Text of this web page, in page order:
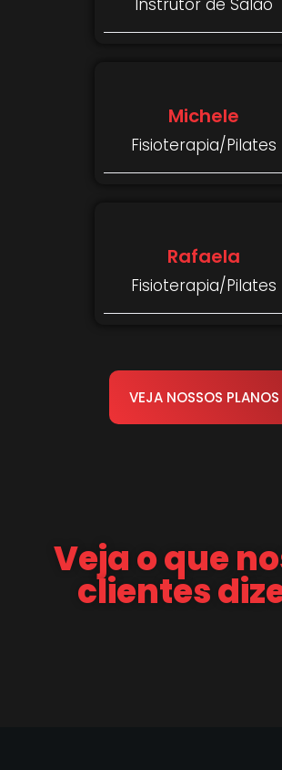
Instrutor de Salão
Michele
Fisioterapia/Pilates
Rafaela
Fisioterapia/Pilates
VEJA NOSSOS PLANOS
Veja o que
clientes